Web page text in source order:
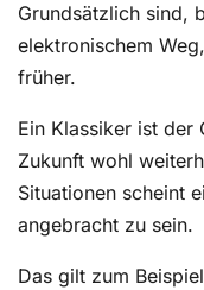
Grundsätzlich sind,
elektronischem
früher.
Ein Klassiker ist der
Zukunft wohl
Situationen scheint
angebracht zu sein.
Das gilt zum